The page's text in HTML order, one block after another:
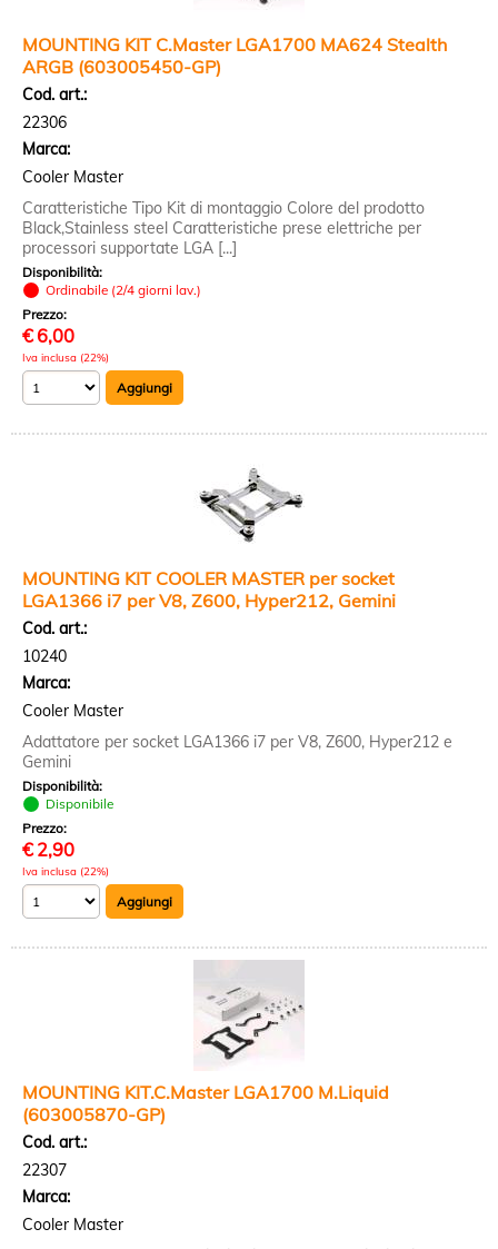
MOUNTING KIT C.Master LGA1700 MA624 Stealth
ARGB (603005450-GP)
Cod. art.:
22306
Marca:
Cooler Master
Caratteristiche Tipo Kit di montaggio Colore del prodotto
Black,Stainless steel Caratteristiche prese elettriche per
processori supportate LGA [...]
Disponibilità:
Ordinabile (2/4 giorni lav.)
Prezzo:
€ 6,00
Iva inclusa (22%)
MOUNTING KIT COOLER MASTER per socket
LGA1366 i7 per V8, Z600, Hyper212, Gemini
Cod. art.:
10240
Marca:
Cooler Master
Adattatore per socket LGA1366 i7 per V8, Z600, Hyper212 e
Gemini
Disponibilità:
Disponibile
Prezzo:
€ 2,90
Iva inclusa (22%)
MOUNTING KIT.C.Master LGA1700 M.Liquid
(603005870-GP)
Cod. art.:
22307
Marca:
Cooler Master